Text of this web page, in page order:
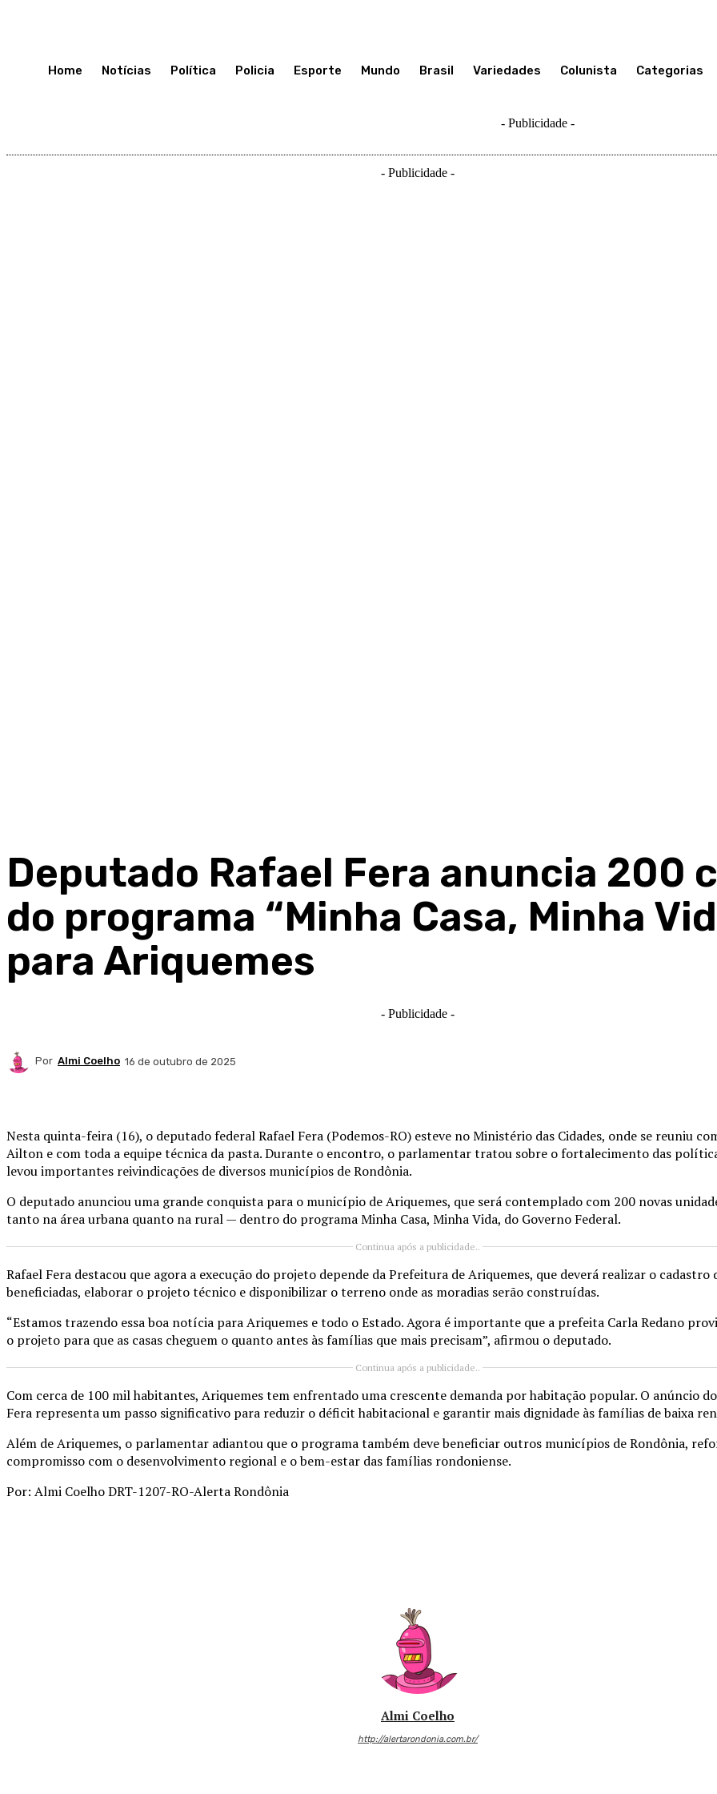
Home Notícias Política Policia Esporte Mundo Brasil Variedades Colunista Categorias
- Publicidade -
- Publicidade -
Deputado Rafael Fera anuncia 200
do programa “Minha Casa, Minha
para Ariquemes
- Publicidade -
Por Almi Coelho 16 de outubro de 2025
Nesta quinta-feira (16), o deputado federal Rafael Fera (Podemos-RO) esteve no Ministério das Cidades, onde se reuniu
Ailton e com toda a equipe técnica da pasta. Durante o encontro, o parlamentar tratou sobre o fortalecimento das
levou importantes reivindicações de diversos municípios de Rondônia.
O deputado anunciou uma grande conquista para o município de Ariquemes, que será contemplado com 200 novas
tanto na área urbana quanto na rural — dentro do programa Minha Casa, Minha Vida, do Governo Federal.
Continua após a publicidade..
Rafael Fera destacou que agora a execução do projeto depende da Prefeitura de Ariquemes, que deverá realizar o cadastro
beneficiadas, elaborar o projeto técnico e disponibilizar o terreno onde as moradias serão construídas.
“Estamos trazendo essa boa notícia para Ariquemes e todo o Estado. Agora é importante que a prefeita Carla Redano
o projeto para que as casas cheguem o quanto antes às famílias que mais precisam”, afirmou o deputado.
Continua após a publicidade..
Com cerca de 100 mil habitantes, Ariquemes tem enfrentado uma crescente demanda por habitação popular. O anúncio
Fera representa um passo significativo para reduzir o déficit habitacional e garantir mais dignidade às famílias de baixa
Além de Ariquemes, o parlamentar adiantou que o programa também deve beneficiar outros municípios de Rondônia,
compromisso com o desenvolvimento regional e o bem-estar das famílias rondoniense.
Por: Almi Coelho DRT-1207-RO-Alerta Rondônia
Almi Coelho
http://alertarondonia.com.br/